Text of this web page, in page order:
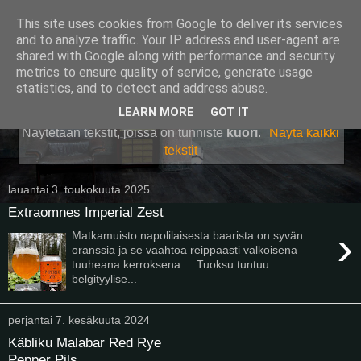
Pullollinen
Näytetään tekstit, joissa on tunniste kuori.
Näytä kaikki
tekstit
lauantai 3. toukokuuta 2025
Extraomnes Imperial Zest
›
Matkamuisto napolilaisesta baarista on syvän
oranssia ja se vaahtoa reippaasti valkoisena
tuuheana kerroksena. Tuoksu tuntuu
belgityylise...
perjantai 7. kesäkuuta 2024
Käbliku Malabar Red Rye
This site uses cookies from Google to deliver its services
and to analyze traffic. Your IP address and user-agent are
shared with Google along with performance and security
metrics to ensure quality of service, generate usage
statistics, and to detect and address abuse.
LEARN MORE GOT IT